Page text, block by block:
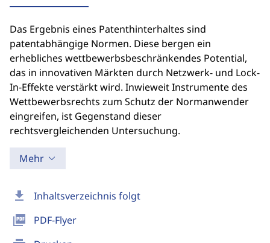
download Inhaltsverzeichnis folgt
picture_as_pdf PDF-Flyer
Das Ergebnis eines Patenthinterhaltes sind
patentabhängige Normen. Diese bergen ein
erhebliches wettbewerbsbeschränkendes Potential,
das in innovativen Märkten durch Netzwerk- und Lock-
In-Effekte verstärkt wird. Inwieweit Instrumente des
Wettbewerbsrechts zum Schutz der Normanwender
eingreifen, ist Gegenstand dieser
rechtsvergleichenden Untersuchung.
Mehr